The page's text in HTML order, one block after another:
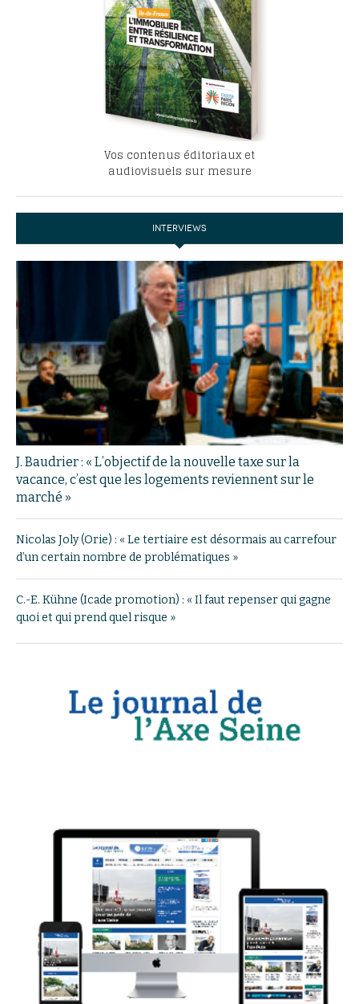
Vos contenus éditoriaux et
audiovisuels sur mesure
INTERVIEWS
J. Baudrier : « L’objectif de la nouvelle taxe sur la
vacance, c’est que les logements reviennent sur le
marché »
Nicolas Joly (Orie) : « Le tertiaire est désormais au carrefour
d’un certain nombre de problématiques »
C.-E. Kühne (Icade promotion) : « Il faut repenser qui gagne
quoi et qui prend quel risque »